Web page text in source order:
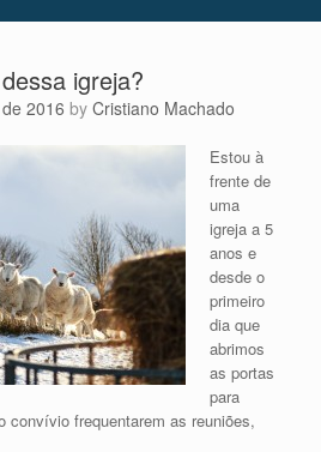
igreja?
2016 by Cristiano Machado
Estou à
frente de
uma
igreja a 5
anos e
desde o
primeiro
dia que
abrimos
as portas
para
convívio frequentarem as reuniões,